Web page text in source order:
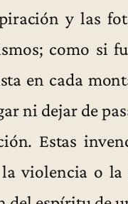
y las
como si
en cada
ni dejar de
Estas
violencia o